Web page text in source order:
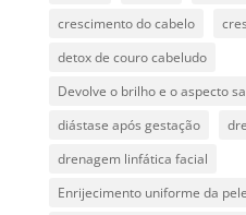
crescimento do cabelo
detox de couro cabeludo
Devolve o brilho e o aspecto
diástase após gestação
drenagem linfática facial
Enrijecimento uniforme da pele